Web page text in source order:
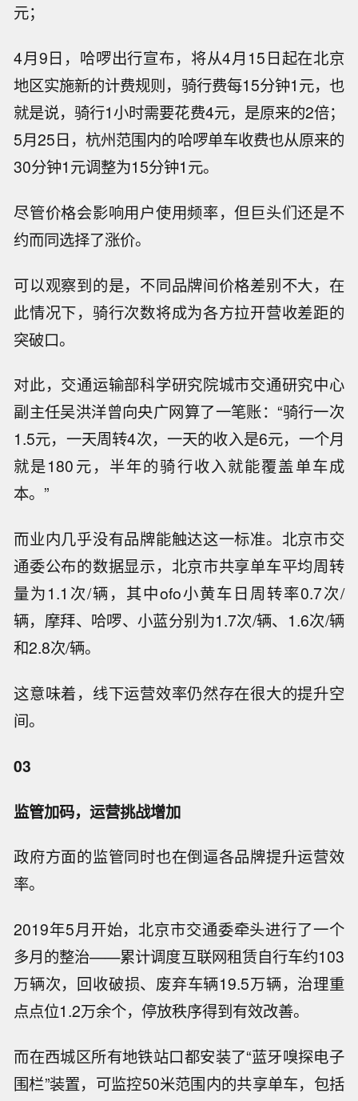
元；
4月9日，哈啰出行宣布，将从4月15日起在北京
地区实施新的计费规则，骑行费每15分钟1元，也
就是说，骑行1小时需要花费4元，是原来的2倍；
5月25日，杭州范围内的哈啰单车收费也从原来的
30分钟1元调整为15分钟1元。
尽管价格会影响用户使用频率，但巨头们还是不
约而同选择了涨价。
可以观察到的是，不同品牌间价格差别不大，在
此情况下，骑行次数将成为各方拉开营收差距的
突破口。
对此，交通运输部科学研究院城市交通研究中心
副主任吴洪洋曾向央广网算了一笔账：“骑行一次
1.5元，一天周转4次，一天的收入是6元，一个月
就是180元，半年的骑行收入就能覆盖单车成
本。”
而业内几乎没有品牌能触达这一标准。北京市交
通委公布的数据显示，北京市共享单车平均周转
量为1.1次/辆，其中ofo小黄车日周转率0.7次/
辆，摩拜、哈啰、小蓝分别为1.7次/辆、1.6次/辆
和2.8次/辆。
这意味着，线下运营效率仍然存在很大的提升空
间。
03
监管加码，运营挑战增加
政府方面的监管同时也在倒逼各品牌提升运营效
率。
2019年5月开始，北京市交通委牵头进行了一个
多月的整治——累计调度互联网租赁自行车约103
万辆次，回收破损、废弃车辆19.5万辆，治理重
点点位1.2万余个，停放秩序得到有效改善。
而在西城区所有地铁站口都安装了“蓝牙嗅探电子
围栏”装置，可监控50米范围内的共享单车，包括